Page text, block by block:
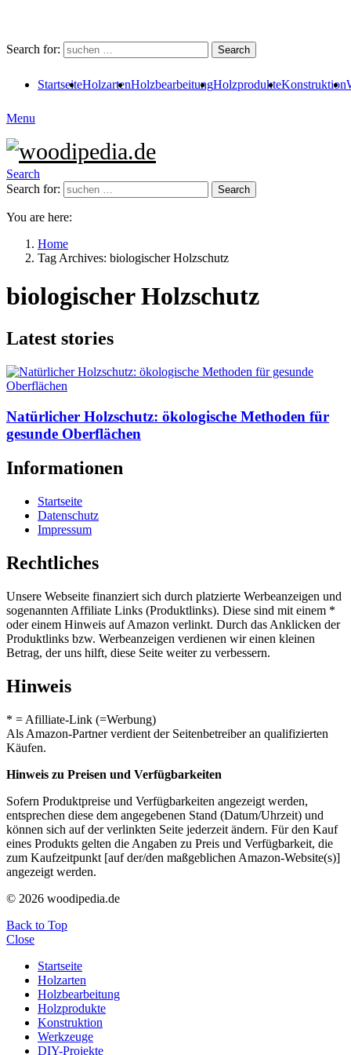
Search for: Search
StartseiteHolzartenHolzbearbeitungHolzprodukteKonstruktion
Menu
Search
Search for:
Search
You are here:
Home
Tag Archives: biologischer Holzschutz
biologischer Holzschutz
Latest stories
Natürlicher Holzschutz: ökologische Methoden für
gesunde Oberflächen
Informationen
Startseite
Datenschutz
Impressum
Rechtliches
Unsere Webseite finanziert sich durch platzierte Werbeanzeigen und
sogenannten Affiliate Links (Produktlinks). Diese sind mit einem *
oder einem Hinweis auf Amazon verlinkt. Durch das Anklicken der
Produktlinks bzw. Werbeanzeigen verdienen wir einen kleinen
Betrag, der uns hilft, diese Seite weiter zu verbessern.
Hinweis
* = Afilliate-Link (=Werbung)
Als Amazon-Partner verdient der Seitenbetreiber an qualifizierten
Käufen.
Hinweis zu Preisen und Verfügbarkeiten
Sofern Produktpreise und Verfügbarkeiten angezeigt werden,
entsprechen diese dem angegebenen Stand (Datum/Uhrzeit) und
können sich auf der verlinkten Seite jederzeit ändern. Für den Kauf
eines Produkts gelten die Angaben zu Preis und Verfügbarkeit, die
zum Kaufzeitpunkt [auf der/den maßgeblichen Amazon-Website(s)]
angezeigt werden.
© 2026 woodipedia.de
Back to Top
Close
Startseite
Holzarten
Holzbearbeitung
Holzprodukte
Konstruktion
Werkzeuge
DIY-Projekte